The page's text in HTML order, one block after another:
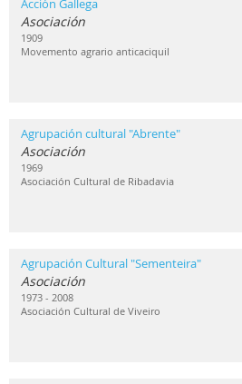
Acción Gallega
Asociación
1909
Movemento agrario anticaciquil
Agrupación cultural "Abrente"
Asociación
1969
Asociación Cultural de Ribadavia
Agrupación Cultural "Sementeira"
Asociación
1973 - 2008
Asociación Cultural de Viveiro